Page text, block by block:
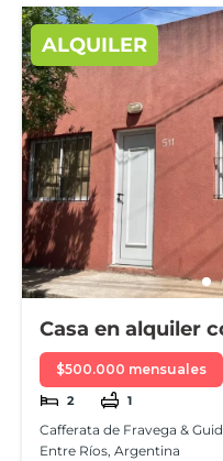
ALQUILER
Casa en alquiler
$500.000 mensuales
2 1
Cafferata de Fravega &
Entre Ríos, Argentina